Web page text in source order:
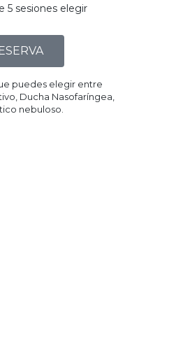
5 sesiones elegir
puedes elegir entre
Ducha Nasofaríngea,
nebuloso.​